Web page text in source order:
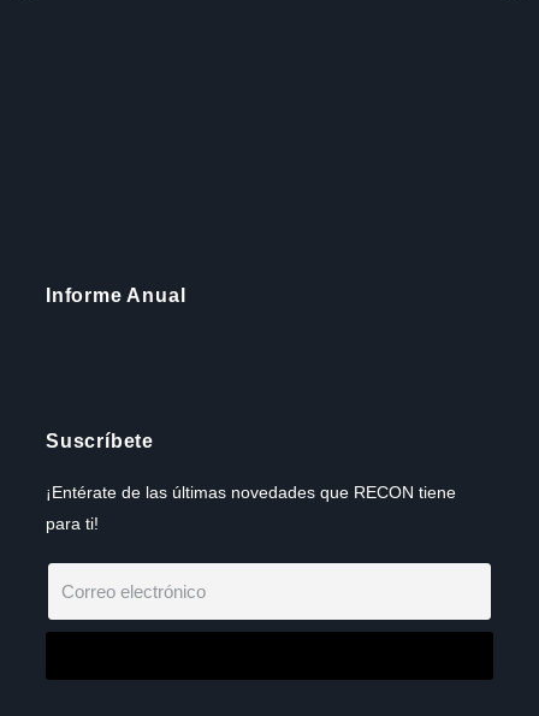
Informe Anual
Suscríbete
¡Entérate de las últimas novedades que RECON tiene
para ti!